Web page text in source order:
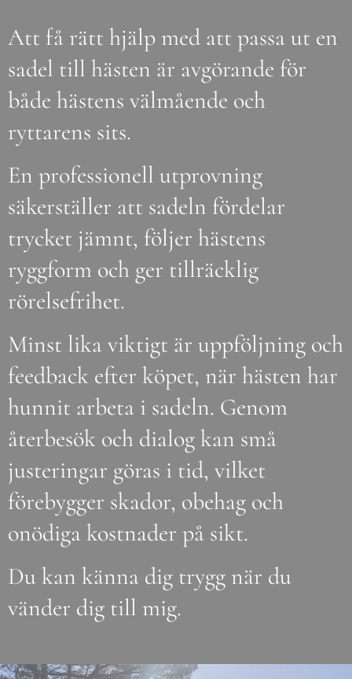
Att få rätt hjälp med att passa ut en
sadel till hästen är avgörande för
både hästens välmående och
ryttarens sits.
En professionell utprovning
säkerställer att sadeln fördelar
trycket jämnt, följer hästens
ryggform och ger tillräcklig
rörelsefrihet.
Minst lika viktigt är uppföljning och
feedback efter köpet, när hästen har
hunnit arbeta i sadeln. Genom
återbesök och dialog kan små
justeringar göras i tid, vilket
förebygger skador, obehag och
onödiga kostnader på sikt.
Du kan känna dig trygg när du
vänder dig till mig.